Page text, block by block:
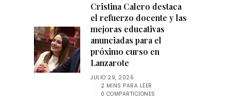
Cristina Calero destaca
el refuerzo docente y las
mejoras educativas
anunciadas para el
próximo curso en
Lanzarote
JULIO 29, 2026
2 MINS PARA LEER
0 COMPARTICIONES